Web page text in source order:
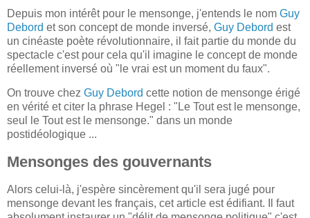
Depuis mon intérêt pour le mensonge, j'entends le nom Guy
Debord et son concept de monde inversé, Guy Debord est
un cinéaste poète révolutionnaire, il fait partie du monde du
spectacle c'est pour cela qu'il imagine le concept de monde
réellement inversé où "le vrai est un moment du faux".
On trouve chez Guy Debord cette notion de mensonge érigé
en vérité et citer la phrase Hegel : "Le Tout est le mensonge,
seul le Tout est le mensonge." dans un monde
postidéologique ...
Mensonges des gouvernants
Alors celui-là, j'espère sincèrement qu'il sera jugé pour
mensonge devant les français, cet article est édifiant. Il faut